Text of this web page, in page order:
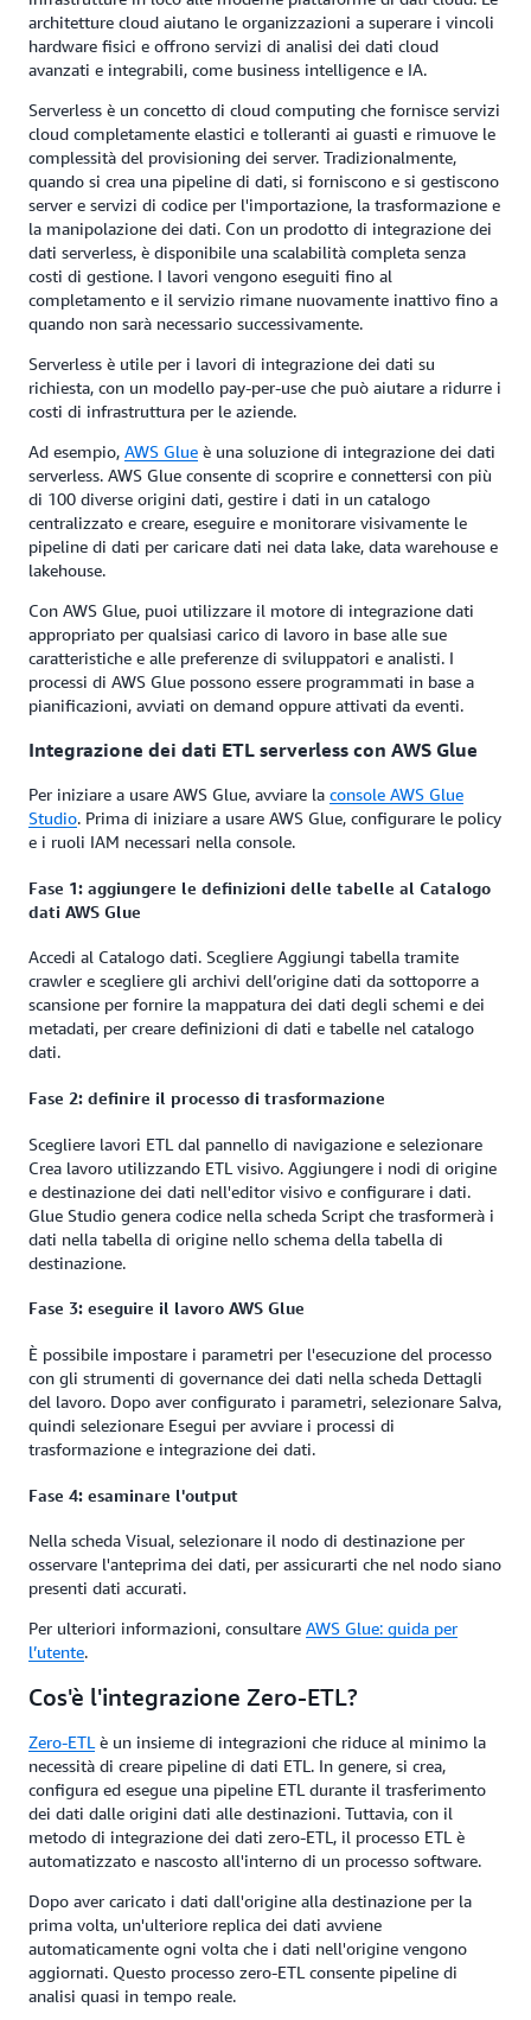
architetture cloud aiutano le organizzazioni a superare i vincoli
hardware fisici e offrono servizi di analisi dei dati cloud
avanzati e integrabili, come business intelligence e IA.
Serverless è un concetto di cloud computing che fornisce servizi
cloud completamente elastici e tolleranti ai guasti e rimuove le
complessità del provisioning dei server. Tradizionalmente,
quando si crea una pipeline di dati, si forniscono e si gestiscono
server e servizi di codice per l'importazione, la trasformazione e
la manipolazione dei dati. Con un prodotto di integrazione dei
dati serverless, è disponibile una scalabilità completa senza
costi di gestione. I lavori vengono eseguiti fino al
completamento e il servizio rimane nuovamente inattivo fino a
quando non sarà necessario successivamente.
Serverless è utile per i lavori di integrazione dei dati su
richiesta, con un modello pay-per-use che può aiutare a ridurre i
costi di infrastruttura per le aziende.
Ad esempio, AWS Glue è una soluzione di integrazione dei dati
serverless. AWS Glue consente di scoprire e connettersi con più
di 100 diverse origini dati, gestire i dati in un catalogo
centralizzato e creare, eseguire e monitorare visivamente le
pipeline di dati per caricare dati nei data lake, data warehouse e
lakehouse.
Con AWS Glue, puoi utilizzare il motore di integrazione dati
appropriato per qualsiasi carico di lavoro in base alle sue
caratteristiche e alle preferenze di sviluppatori e analisti. I
processi di AWS Glue possono essere programmati in base a
pianificazioni, avviati on demand oppure attivati da eventi.
Integrazione dei dati ETL serverless con AWS Glue
Per iniziare a usare AWS Glue, avviare la console AWS Glue
Studio. Prima di iniziare a usare AWS Glue, configurare le policy
e i ruoli IAM necessari nella console.
Fase 1: aggiungere le definizioni delle tabelle al Catalogo
dati AWS Glue
Accedi al Catalogo dati. Scegliere Aggiungi tabella tramite
crawler e scegliere gli archivi dell’origine dati da sottoporre a
scansione per fornire la mappatura dei dati degli schemi e dei
metadati, per creare definizioni di dati e tabelle nel catalogo
dati.
Fase 2: definire il processo di trasformazione
Scegliere lavori ETL dal pannello di navigazione e selezionare
Crea lavoro utilizzando ETL visivo. Aggiungere i nodi di origine
e destinazione dei dati nell'editor visivo e configurare i dati.
Glue Studio genera codice nella scheda Script che trasformerà i
dati nella tabella di origine nello schema della tabella di
destinazione.
Fase 3: eseguire il lavoro AWS Glue
È possibile impostare i parametri per l'esecuzione del processo
con gli strumenti di governance dei dati nella scheda Dettagli
del lavoro. Dopo aver configurato i parametri, selezionare Salva,
quindi selezionare Esegui per avviare i processi di
trasformazione e integrazione dei dati.
Fase 4: esaminare l'output
Nella scheda Visual, selezionare il nodo di destinazione per
osservare l'anteprima dei dati, per assicurarti che nel nodo siano
presenti dati accurati.
Per ulteriori informazioni, consultare AWS Glue: guida per
l’utente.
Cos'è l'integrazione Zero-ETL?
Zero-ETL è un insieme di integrazioni che riduce al minimo la
necessità di creare pipeline di dati ETL. In genere, si crea,
configura ed esegue una pipeline ETL durante il trasferimento
dei dati dalle origini dati alle destinazioni. Tuttavia, con il
metodo di integrazione dei dati zero-ETL, il processo ETL è
automatizzato e nascosto all'interno di un processo software.
Dopo aver caricato i dati dall'origine alla destinazione per la
prima volta, un'ulteriore replica dei dati avviene
automaticamente ogni volta che i dati nell'origine vengono
aggiornati. Questo processo zero-ETL consente pipeline di
analisi quasi in tempo reale.